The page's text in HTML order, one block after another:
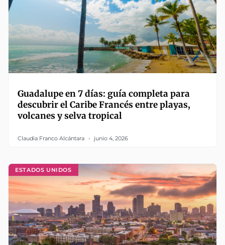
Guadalupe en 7 días: guía completa para
descubrir el Caribe Francés entre playas,
volcanes y selva tropical
Claudia Franco Alcántara junio 4, 2026
ESTADOS UNIDOS